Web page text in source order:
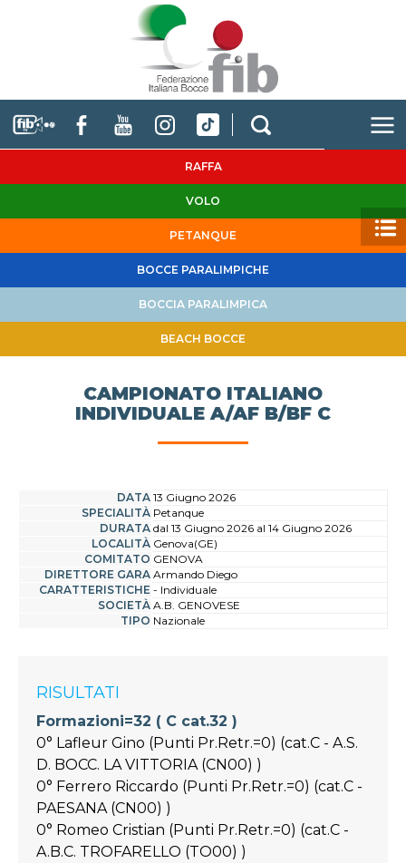
RAFFA
VOLO
PETANQUE
BOCCE PARALIMPICHE
BOCCIA PARALIMPICA
BEACH BOCCE
CAMPIONATO ITALIANO
INDIVIDUALE A/AF B/BF C
DATA 13 Giugno 2026
SPECIALITÀ Petanque
DURATA dal 13 Giugno 2026 al 14 Giugno 2026
LOCALITÀ Genova(GE)
COMITATO GENOVA
DIRETTORE GARA Armando Diego
CARATTERISTICHE - Individuale
SOCIETÀ A.B. GENOVESE
TIPO Nazionale
RISULTATI
Formazioni=32 ( C cat.32 )
0° Lafleur Gino (Punti Pr.Retr.=0) (cat.C - A.S.
D. BOCC. LA VITTORIA (CN00) )
0° Ferrero Riccardo (Punti Pr.Retr.=0) (cat.C -
PAESANA (CN00) )
0° Romeo Cristian (Punti Pr.Retr.=0) (cat.C -
A.B.C. TROFARELLO (TO00) )